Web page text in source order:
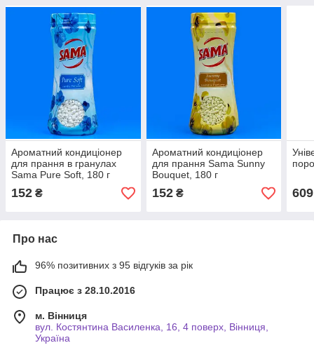
Ароматний кондиціонер
для прання в гранулах
Sama Pure Soft, 180 г
152 ₴
Ароматний кондиціонер
для прання Sama Sunny
Bouquet, 180 г
152₴ 609
Про нас
96% позитивних з 95 відгуків за рік
Працює з 28.10.2016
м. Вінниця
вул. Костянтина Василенка, 16, 4 поверх, Вінниця,
Україна